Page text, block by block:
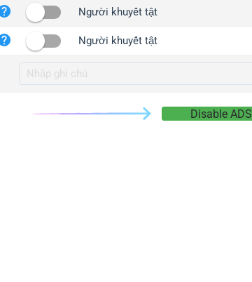
iplogger.co
2no.co
yip.su
iplogger.info
Người khuyết tật
Người khuyết tật
Disable ADS